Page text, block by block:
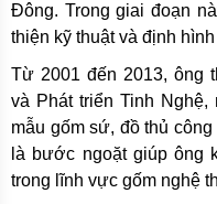
Đông. Trong giai đoạn
thiện kỹ thuật và định
Từ 2001 đến 2013, ông
và Phát triển Tinh
mẫu gốm sứ, đồ thủ
là bước ngoặt giúp ông
trong lĩnh vực gốm nghệ